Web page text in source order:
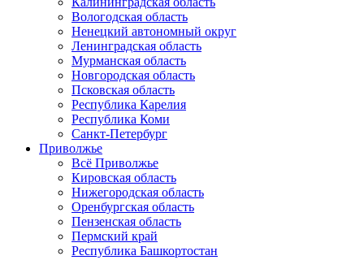
Вологодская область
Ненецкий автономный округ
Ленинградская область
Мурманская область
Новгородская область
Псковская область
Республика Карелия
Республика Коми
Санкт-Петербург
Приволжье
Всё Приволжье
Кировская область
Нижегородская область
Оренбургская область
Пензенская область
Пермский край
Республика Башкортостан